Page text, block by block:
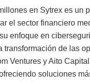
en Sytrex es un
el sector financiero
enfoque en
transformación de las
Ventures y Aito
soluciones